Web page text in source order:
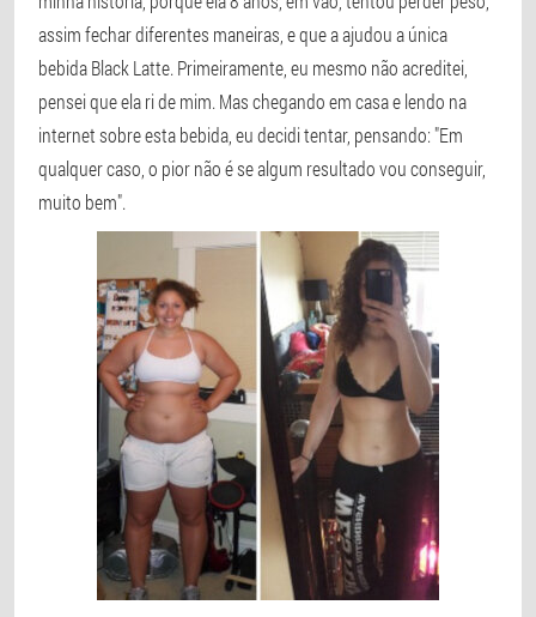
assim fechar diferentes maneiras, e que a ajudou a única
bebida Black Latte. Primeiramente, eu mesmo não acreditei,
pensei que ela ri de mim. Mas chegando em casa e lendo na
internet sobre esta bebida, eu decidi tentar, pensando: "Em
qualquer caso, o pior não é se algum resultado vou conseguir,
muito bem".